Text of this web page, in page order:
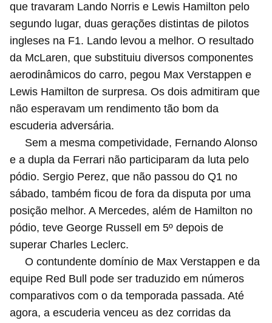
que travaram Lando Norris e Lewis Hamilton pelo
segundo lugar, duas gerações distintas de pilotos
ingleses na F1. Lando levou a melhor. O resultado
da McLaren, que substituiu diversos componentes
aerodinâmicos do carro, pegou Max Verstappen e
Lewis Hamilton de surpresa. Os dois admitiram que
não esperavam um rendimento tão bom da
escuderia adversária.
Sem a mesma competividade, Fernando Alonso
e a dupla da Ferrari não participaram da luta pelo
pódio. Sergio Perez, que não passou do Q1 no
sábado, também ficou de fora da disputa por uma
posição melhor. A Mercedes, além de Hamilton no
pódio, teve George Russell em 5º depois de
superar Charles Leclerc.
O contundente domínio de Max Verstappen e da
equipe Red Bull pode ser traduzido em números
comparativos com o da temporada passada. Até
agora, a escuderia venceu as dez corridas da